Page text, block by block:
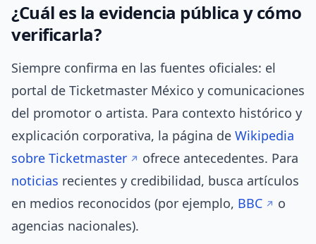
¿Cuál es la evidencia pública y cómo
verificarla?
Siempre confirma en las fuentes oficiales: el
portal de Ticketmaster México y comunicaciones
del promotor o artista. Para contexto histórico y
explicación corporativa, la página de Wikipedia
sobre Ticketmaster
ofrece antecedentes. Para
noticias recientes y credibilidad, busca artículos
en medios reconocidos (por ejemplo, BBC
o
agencias nacionales).